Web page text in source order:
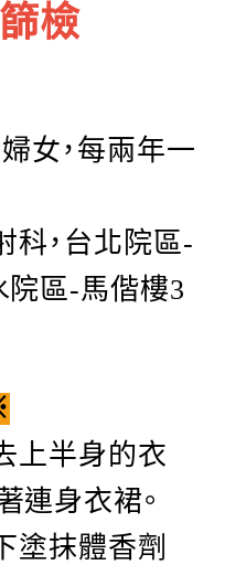
檢
女，每兩年一
科，台北院區-
院區-馬偕樓3
上半身的衣
連身衣裙。
塗抹體香劑